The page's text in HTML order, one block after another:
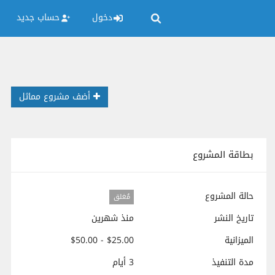
دخول حساب جديد
أضف مشروع مماثل
بطاقة المشروع
حالة المشروع مُغلق
تاريخ النشر
منذ شهرين
الميزانية
$25.00 - $50.00
مدة التنفيذ
3 أيام